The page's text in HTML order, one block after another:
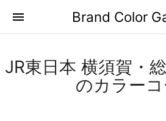
Brand Color
menu
JR東日本 横須賀・
のカラー